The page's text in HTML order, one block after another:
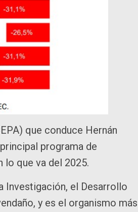
que conduce Hernán
programa de
lo que va del 2025.
Investigación, el Desarrollo
y es el organismo más